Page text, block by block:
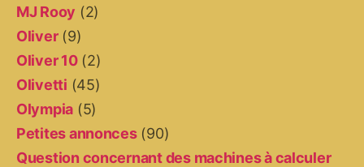
MJ Rooy (2)
Oliver(9)
Oliver 10(2)
Olivetti (45)
Olympia (5)
Petites annonces(90)
Question concernant des machines à calculer